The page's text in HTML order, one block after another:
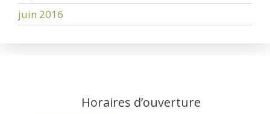
juin 2016
Horaires d’ouverture